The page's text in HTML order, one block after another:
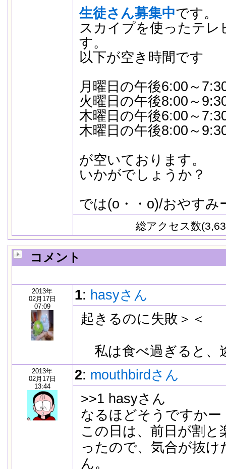
生徒さん募集中です。
スカイプを使ったテレ
す。
以下が空き時間です
月曜日の午後6:00～
火曜日の午後8:00～
木曜日の午後6:00～
木曜日の午後8:00～
が空いております。
いかがでしょうか？
では(o・・o)/おやすみ
総アクセス数
コメント
2013年
02月17日
07:09
1: hasyさん
起きるのに失敗＞＜
私は食べ過ぎると、
2013年
02月17日
13:44
2: mouthbirdさん
>>1 hasyさん
なるほどそうですかー
この日は、前日が割
ったので、気合が抜
ん。